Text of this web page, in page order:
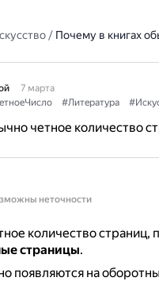
/ Почему в книгах
7 марта
#Литература
четное количество
неточности
количество страниц,
страницы.
появляются на